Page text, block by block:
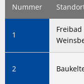
Nummer
1
Freibad
2